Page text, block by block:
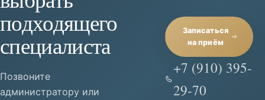
подходящего
специалиста
Позвоните
администратору или
Записаться
на приём
+7 (910) 395-
29-70